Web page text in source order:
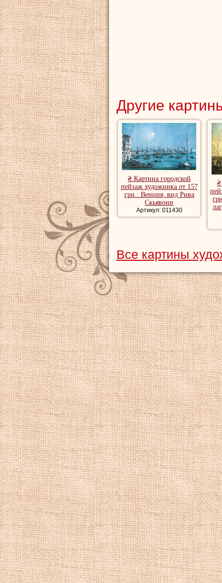
Другие
₴ Картина городской
пейзаж художника от 157
грн.: Венция, вид Рива
Скьявони
Артикул: 011430
₴
Все картины